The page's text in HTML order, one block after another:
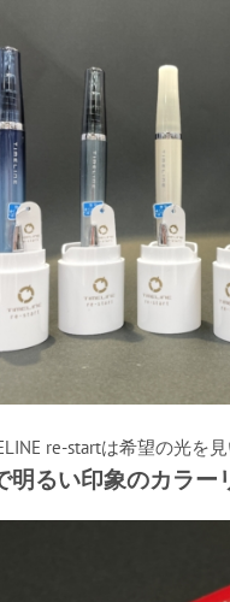
re-startは希望の光を
明るい印象のカラー